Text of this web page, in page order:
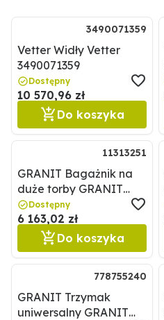
3490071359
Vetter Widły Vetter
3490071359
Dostępny
10 570,96 zł
Do koszyka
11313251
GRANIT Bagażnik na
duże torby GRANIT
11313251
Dostępny
6 163,02 zł
Do koszyka
778755240
GRANIT Trzymak
uniwersalny GRANIT